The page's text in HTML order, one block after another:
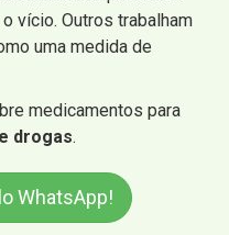
vício. Outros trabalham
uma medida de
medicamentos para
drogas.
WhatsApp!